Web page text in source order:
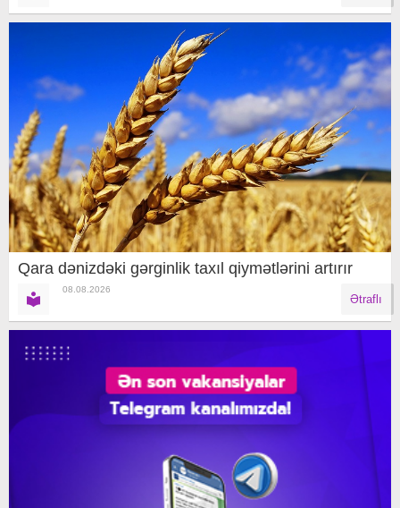
Qara dənizdəki gərginlik taxıl qiymətlərini artırır
08.08.2026
Ətraflı